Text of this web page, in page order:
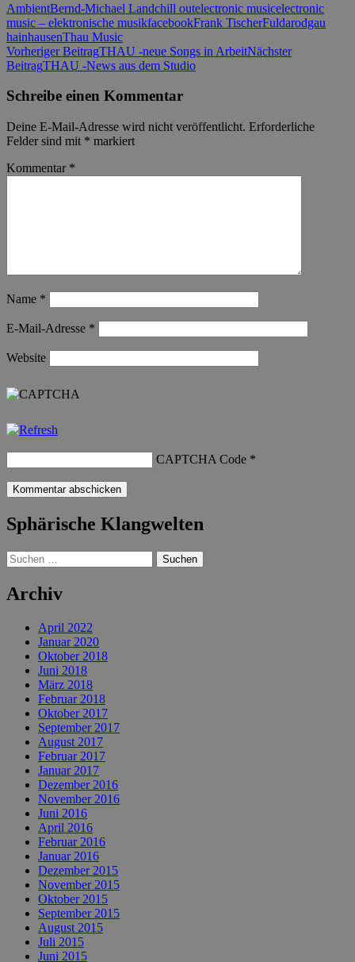
AmbientBernd-Michael Landchill outelectronic musicelectronic
music – elektronische musikfacebookFrank TischerFuldarodgau
hainhausenThau Music
Beitrags-
Navigation
Vorheriger BeitragTHAU -neue Songs in ArbeitNächster
BeitragTHAU -News aus dem Studio
Schreibe einen Kommentar
Deine E-Mail-Adresse wird nicht veröffentlicht. Erforderliche
Felder sind mit * markiert
Kommentar *
Name *
E-Mail-Adresse *
Website
CAPTCHA Code *
Sphärische Klangwelten
Suchen
nach:
Archiv
April 2022
Januar 2020
Oktober 2018
Juni 2018
März 2018
Februar 2018
Oktober 2017
September 2017
August 2017
Februar 2017
Januar 2017
Dezember 2016
November 2016
Juni 2016
April 2016
Februar 2016
Januar 2016
Dezember 2015
November 2015
Oktober 2015
September 2015
August 2015
Juli 2015
Juni 2015